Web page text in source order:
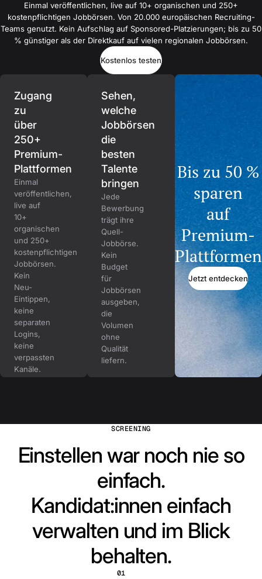
Einmal veröffentlichen, live auf 10+ organischen und 250+
kostenpflichtigen Jobbörsen. Von 20.000 europäischen Recruiting-
Teams genutzt. Kein Aufschlag auf Sponsored-Platzierungen; bis zu 50
% günstiger als der Direktkauf auf vielen regionalen Jobbörsen.
Kostenlos testen
Zugang
zu
über
250+
Premium-
Plattformen
Einmal
veröffentlichen,
live auf
10+
organischen
und 250+
kostenpflichtigen
Jobbörsen.
Kein
Neu-
Eintippen,
keine
separaten
Logins,
keine
verpassten
Kanäle.
Sehen,
welche
Jobbörsen
die
besten
Talente
bringen
Jede
Bewerbung
trägt ihre
Quell-
Jobbörse.
Kein
Budget
für
Jobbörsen
ausgeben,
die
Volumen
ohne
Qualität
liefern.
Bis zu 50 %
sparen
auf
Premium-
Plattformen
Jetzt entdecken
SCREENING
Einstellen war noch nie so
einfach.
Kandidat:innen einfach
verwalten und im Blick
behalten.
01